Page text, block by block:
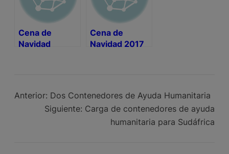
Cena de
Navidad
Cena de
Navidad 2017
Anterior: Dos Contenedores de Ayuda Humanitaria
Siguiente: Carga de contenedores de ayuda
humanitaria para Sudáfrica